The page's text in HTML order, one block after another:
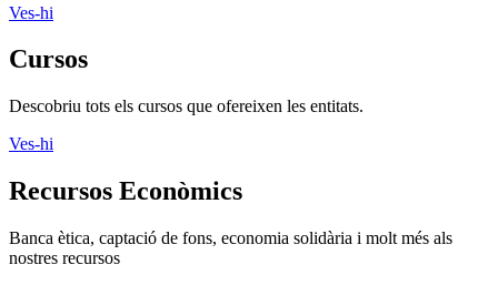
Ves-hi
Cursos
Descobriu tots els cursos que ofereixen les entitats.
Ves-hi
Recursos Econòmics
Banca ètica, captació de fons, economia solidària i molt més als
nostres recursos